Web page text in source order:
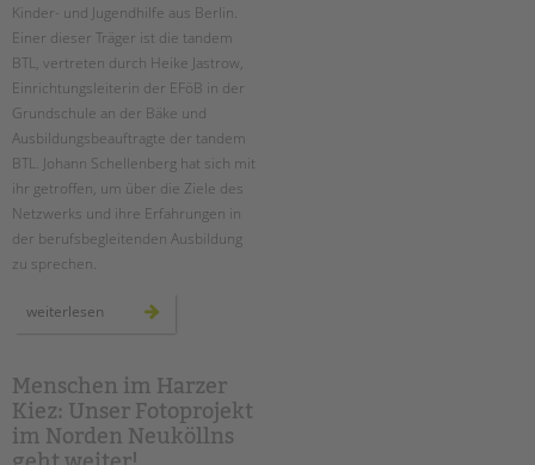
BETREUTES WOHNEN
TANDEM BTL AKADEMIE
Zertfikatskurse
Seminarkalender
Seminarräume
STADTTEILARBEIT
Bereiche im Überblick
Unsere Videos
Gesellschafter VdK
schoolcoach BTL
Kinder- und Jugendhilfe aus Berlin.
Einer dieser Träger ist die tandem
BTL, vertreten durch Heike Jastrow,
Einrichtungsleiterin der EFöB in der
Grundschule an der Bäke und
Ausbildungsbeauftragte der tandem
BTL. Johann Schellenberg hat sich mit
ihr getroffen, um über die Ziele des
Netzwerks und ihre Erfahrungen in
der berufsbegleitenden Ausbildung
zu sprechen.
weiterlesen netzwerk
berufsbegleitende
Menschen im Harzer
Kiez: Unser Fotoprojekt
im Norden Neuköllns